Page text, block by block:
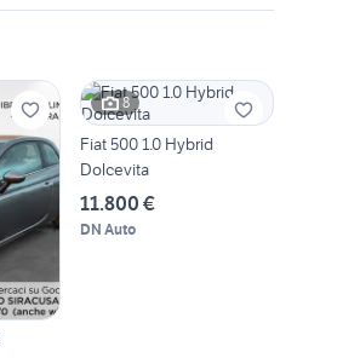
8
Fiat 500 1.0 Hybrid
Dolcevita
11.800 €
DN Auto